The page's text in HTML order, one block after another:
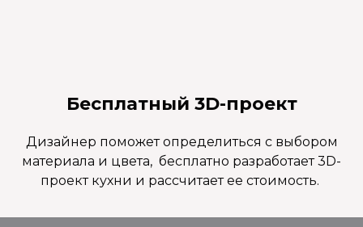
Бесплатный 3D-проект
Дизайнер поможет определиться с выбором
материала и цвета, бесплатно разработает 3D-
проект кухни и рассчитает ее стоимость.